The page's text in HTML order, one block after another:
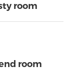
room
room